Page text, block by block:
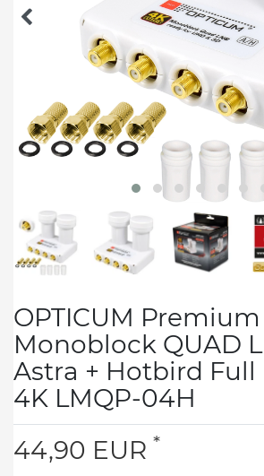
OPTICUM Premium
Monoblock QUAD
Astra + Hotbird Full
4K LMQP-04H
44,90 EUR *